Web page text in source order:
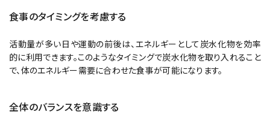
食事のタイミングを考慮する
活動量が多い日や運動の前後は、エネルギーとして炭水化物を効率
的に利用できます。このようなタイミングで炭水化物を取り入れること
で、体のエネルギー需要に合わせた食事が可能になります。
全体のバランスを意識する